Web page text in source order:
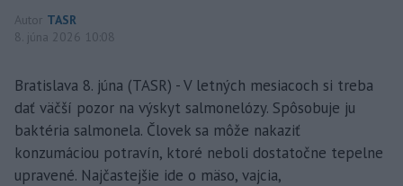
Autor TASR
8. júna 2026 10:08
Bratislava 8. júna (TASR) - V letných mesiacoch si treba
dať väčší pozor na výskyt salmonelózy. Spôsobuje ju
baktéria salmonela. Človek sa môže nakaziť
konzumáciou potravín, ktoré neboli dostatočne tepelne
upravené. Najčastejšie ide o mäso, vajcia,